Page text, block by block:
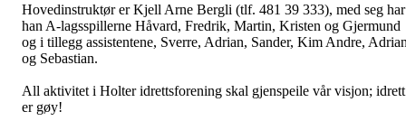
Hovedinstruktør er Kjell Arne Bergli (tlf. 481 39 333), med seg har
han A-lagsspillerne Håvard, Fredrik, Martin, Kristen og Gjermund
og i tillegg assistentene, Sverre, Adrian, Sander, Kim Andre,
og Sebastian.
All aktivitet i Holter idrettsforening skal gjenspeile vår visjon; idrett
er gøy!